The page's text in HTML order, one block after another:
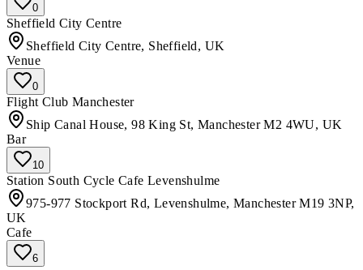
0
Sheffield City Centre
Sheffield City Centre, Sheffield, UK
Venue
0
Flight Club Manchester
Ship Canal House, 98 King St, Manchester M2 4WU, UK
Bar
10
Station South Cycle Cafe Levenshulme
975-977 Stockport Rd, Levenshulme, Manchester M19 3NP,
UK
Cafe
6